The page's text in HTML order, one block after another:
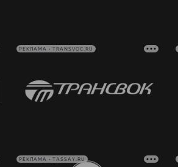
РЕКЛАМА • TRANSVOC.RU
РЕКЛАМА • TASSAY.RU